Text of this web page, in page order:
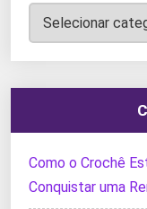
Categorias
Como o Crochê
Conquistar uma